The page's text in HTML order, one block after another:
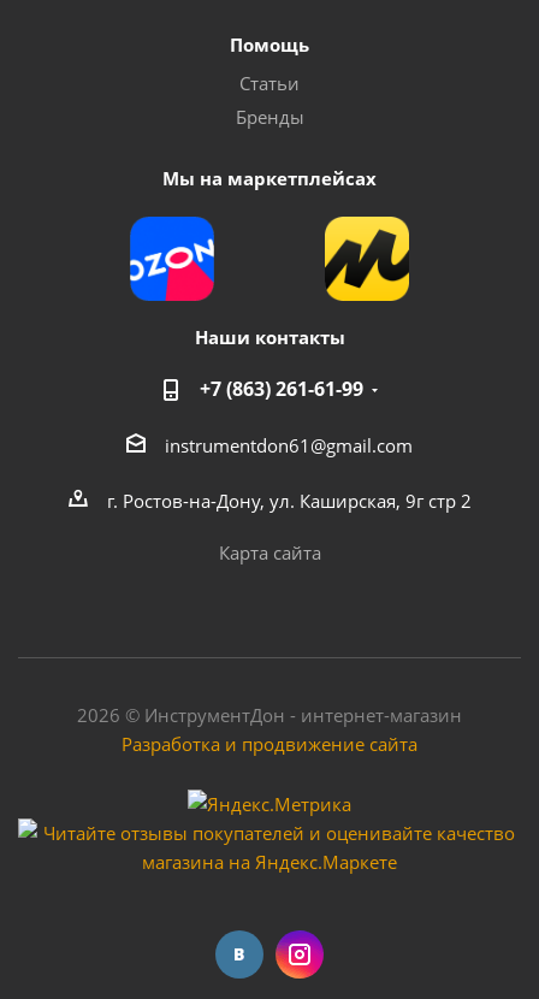
Помощь
Статьи
Бренды
Мы на маркетплейсах
Наши контакты
+7 (863) 261-61-99
instrumentdon61@gmail.com
г. Ростов-на-Дону, ул. Каширская, 9г стр 2
Карта сайта
2026 © ИнструментДон - интернет-магазин
Разработка и продвижение сайта